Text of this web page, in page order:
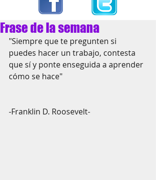
Frase de la semana
"Siempre que te pregunten si
puedes hacer un trabajo, contesta
que sí y ponte enseguida a aprender
cómo se hace"
-Franklin D. Roosevelt-